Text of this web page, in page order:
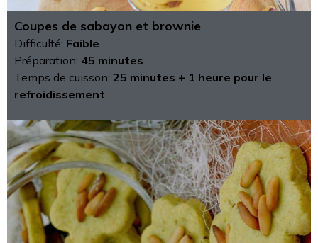
Coupes de sabayon et brownie
Difficulté: Faible
Préparation: 45 minutes
Temps de cuisson: 25 minutes + 1 heure pour le
refroidissement